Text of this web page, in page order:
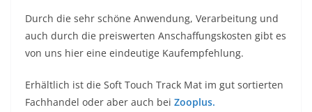
Durch die sehr schöne Anwendung, Verarbeitung und
auch durch die preiswerten Anschaffungskosten gibt es
von uns hier eine eindeutige Kaufempfehlung.
Erhältlich ist die Soft Touch Track Mat im gut sortierten
Fachhandel oder aber auch bei Zooplus.